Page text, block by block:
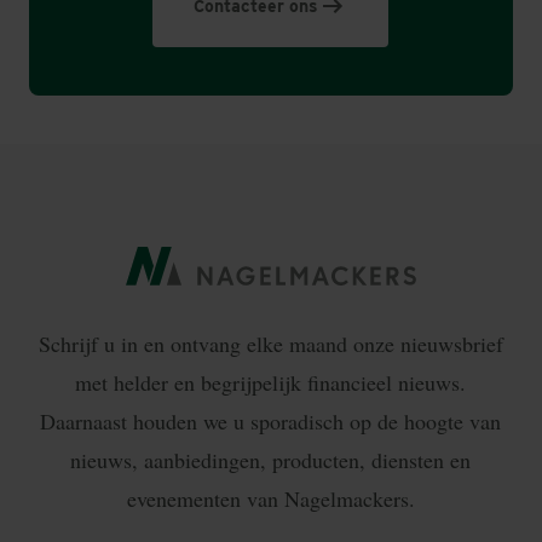
Contacteer ons
Schrijf u in en ontvang elke maand onze nieuwsbrief
met helder en begrijpelijk financieel nieuws.
Daarnaast houden we u sporadisch op de hoogte van
nieuws, aanbiedingen, producten, diensten en
evenementen van Nagelmackers.